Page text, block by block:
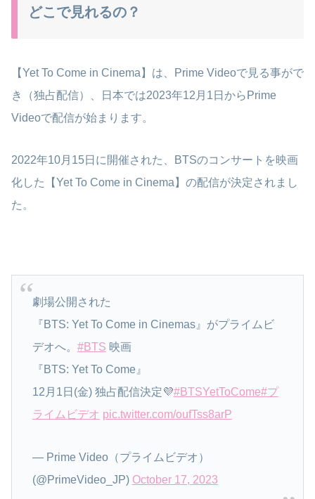
どこで見れるの？
【Yet To Come in Cinema】は、Prime Videoで見る事がで
き（独占配信）、日本では2023年12月1日からPrime
Videoで配信が始まります。
2022年10月15日に開催された、BTSのコンサートを映画
化した【Yet To Come in Cinema】の配信が決定されまし
た。
劇場公開された
『BTS: Yet To Come in Cinemas』がプライムビ
デオへ。 #BTS 映画
『BTS: Yet To Come』
12月1日(金) 独占配信決定💜#BTSYetToCome#プ
ライムビデオ pic.twitter.com/oufTss8arP
— Prime Video（プライムビデオ）
(@PrimeVideo_JP) October 17, 2023